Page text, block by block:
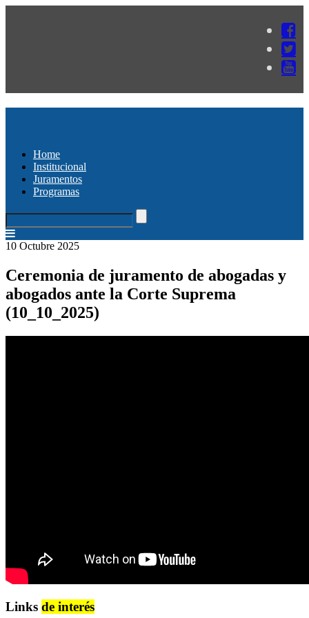
Home
Institucional
Juramentos
Programas
10 Octubre 2025
Ceremonia de juramento de abogadas y
abogados ante la Corte Suprema
(10_10_2025)
Links de interés